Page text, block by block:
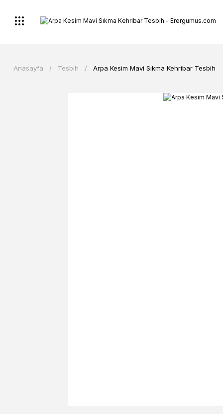
Anasayfa Tesbih Arpa Kesim Mavi Sıkma Kehribar Tesbih